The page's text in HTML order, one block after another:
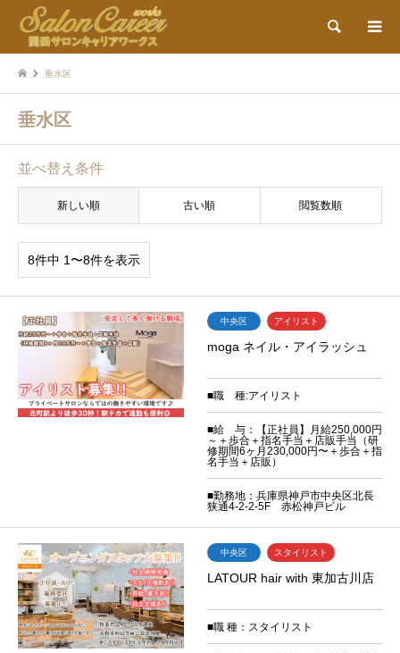
検索
垂水区
垂水区
並べ替え条件
新しい順 古い順 閲覧数順
8件中 1〜8件を表示
中央区 アイリスト
moga ネイル・アイラッシュ
■職 種:アイリスト
■給 与：【正社員】月給250,000円
～＋歩合＋指名手当＋店販手当（研
修期間6ヶ月230,000円〜＋歩合＋指
名手当＋店販）
■勤務地：兵庫県神戸市中央区北長
狭通4-2-2-5F 赤松神戸ビル
中央区 スタイリスト
LATOUR hair with 東加古川店
■職 種：スタイリスト